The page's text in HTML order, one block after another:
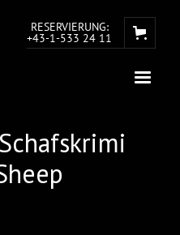
RESERVIERUNG:
+43-1-533 24 11